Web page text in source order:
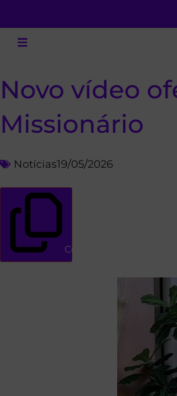
Novo vídeo
Missionário
Notícias19/05/2026
Copiar link